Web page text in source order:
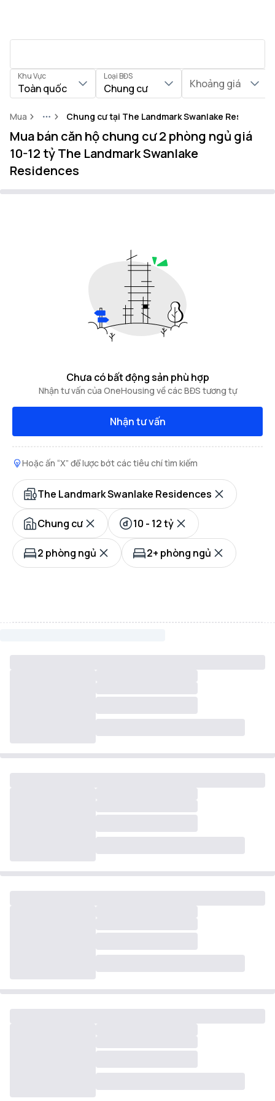
Khu Vực
Toàn quốc
Loại BĐS
Chung cư Khoảng giá
Mua MoreChung cư tại The Landmark Swanlake Residences
Mua bán căn hộ chung cư 2 phòng ngủ giá
10-12 tỷ The Landmark Swanlake
Residences
Chưa có bất động sản phù hợp
Nhận tư vấn của OneHousing về các BĐS tương tự
Nhận tư vấn
Hoặc ấn “X” để lược bớt các tiêu chí tìm kiếm
The Landmark Swanlake Residences
Chung cư 10 - 12 tỷ
2 phòng ngủ 2+ phòng ngủ